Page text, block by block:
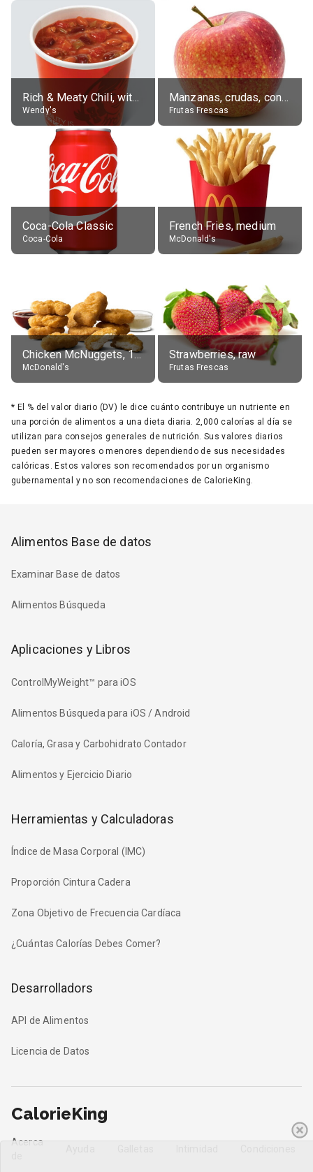
Rich & Meaty Chili, without toppings, large
Wendy's
Manzanas, crudas, con piel
Frutas Frescas
Coca-Cola Classic
Coca-Cola
French Fries, medium
McDonald's
Chicken McNuggets, 10 pieces, without sauce
McDonald's
Strawberries, raw
Frutas Frescas
* El % del valor diario (DV) le dice cuánto contribuye un nutriente en
una porción de alimentos a una dieta diaria. 2,000 calorías al día se
utilizan para consejos generales de nutrición. Sus valores diarios
pueden ser mayores o menores dependiendo de sus necesidades
calóricas. Estos valores son recomendados por un organismo
gubernamental y no son recomendaciones de CalorieKing.
Alimentos Base de datos
Examinar Base de datos
Alimentos Búsqueda
Aplicaciones y Libros
ControlMyWeight™ para iOS
Alimentos Búsqueda para iOS / Android
Caloría, Grasa y Carbohidrato Contador
Alimentos y Ejercicio Diario
Herramientas y Calculadoras
Índice de Masa Corporal (IMC)
Proporción Cintura Cadera
Zona Objetivo de Frecuencia Cardíaca
¿Cuántas Calorías Debes Comer?
Desarrolladors
API de Alimentos
Licencia de Datos
CalorieKing
Acerca